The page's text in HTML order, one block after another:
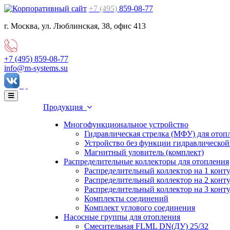
+7 (495) 859-08-77
г. Москва, ул. Люблинская, 38, офис 413
+7 (495) 859-08-77
info@m-systems.su
Продукция
Многофункциональное устройство
Гидравлическая стрелка (МФУ) для
Устройство без функции
Магнитный уловитель (комплект)
Распределительные коллекторы для отопления
Распределительный коллектор на 1
Распределительный коллектор на 2
Распределительный коллектор на 3
Комплекты соединений
Комплект углового соединения
Насосные группы для отопления
Смесительная FLML DN(ДУ) 25/32